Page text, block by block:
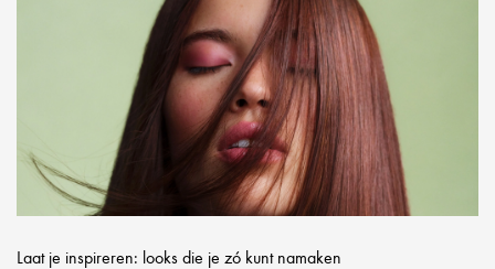
Laat je inspireren: looks die je zó kunt namaken